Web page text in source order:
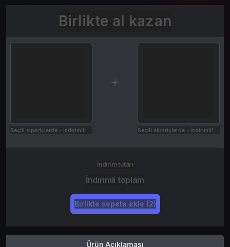
Birlikte al kazan
Seçili siparişlerde - İndirimli! Seçili siparişlerde - İndirimli!
İndirim tutarı
İndirimli toplam
Birlikte sepete ekle (2)
Ürün Açıklaması